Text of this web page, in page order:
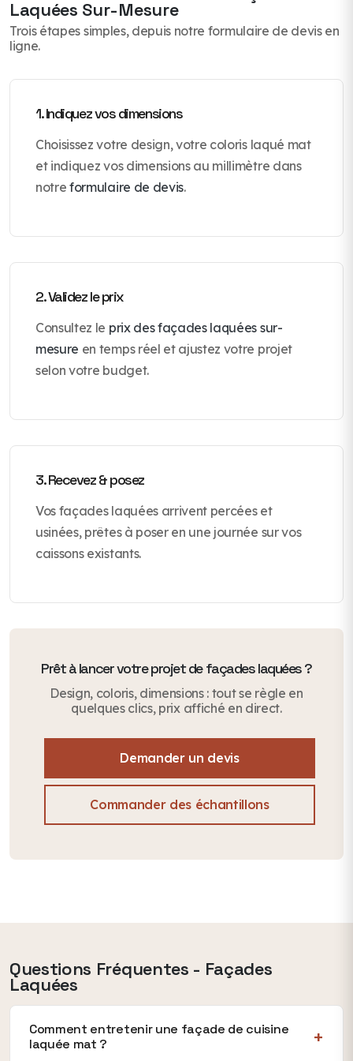
Laquées Sur-Mesure
Trois étapes simples, depuis notre formulaire de devis en
ligne.
1. Indiquez vos dimensions
Choisissez votre design, votre coloris laqué mat
et indiquez vos dimensions au millimètre dans
notreformulaire de devis.
2. Validez le prix
Consultez le prix des façades laquées sur-
mesure en temps réel et ajustez votre projet
selon votre budget.
3. Recevez & posez
Vos façades laquées arrivent percées et
usinées, prêtes à poser en une journée sur vos
caissons existants.
Prêt à lancer votre projet de façades laquées ?
Design, coloris, dimensions : tout se règle en
quelques clics, prix affiché en direct.
Demander un devis
Commander des échantillons
Questions Fréquentes - Façades
Laquées
Comment entretenir une façade de cuisine
laquée mat ?